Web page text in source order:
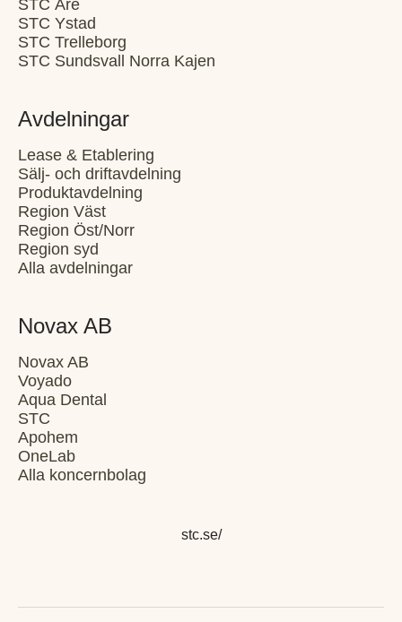
STC Åre
STC Ystad
STC Trelleborg
STC Sundsvall Norra Kajen
Avdelningar
Lease & Etablering
Sälj- och driftavdelning
Produktavdelning
Region Väst
Region Öst/Norr
Region syd
Alla avdelningar
Novax AB
Novax AB
Voyado
Aqua Dental
STC
Apohem
OneLab
Alla koncernbolag
stc.se/